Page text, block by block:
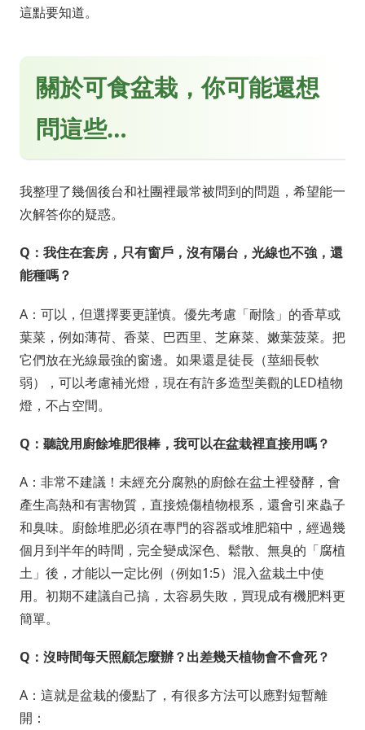
這點要知道。
關於可食盆栽，你可能還想
問這些…
我整理了幾個後台和社團裡最常被問到的問題，希望能一
次解答你的疑惑。
Q：我住在套房，只有窗戶，沒有陽台，光線也不強，還
能種嗎？
A：可以，但選擇要更謹慎。優先考慮「耐陰」的香草或
葉菜，例如薄荷、香菜、巴西里、芝麻菜、嫩葉菠菜。把
它們放在光線最強的窗邊。如果還是徒長（莖細長軟
弱），可以考慮補光燈，現在有許多造型美觀的LED植物
燈，不占空間。
Q：聽說用廚餘堆肥很棒，我可以在盆栽裡直接用嗎？
A：非常不建議！未經充分腐熟的廚餘在盆土裡發酵，會
產生高熱和有害物質，直接燒傷植物根系，還會引來蟲子
和臭味。廚餘堆肥必須在專門的容器或堆肥箱中，經過幾
個月到半年的時間，完全變成深色、鬆散、無臭的「腐植
土」後，才能以一定比例（例如1:5）混入盆栽土中使
用。初期不建議自己搞，太容易失敗，買現成有機肥料更
簡單。
Q：沒時間每天照顧怎麼辦？出差幾天植物會不會死？
A：這就是盆栽的優點了，有很多方法可以應對短暫離
開：